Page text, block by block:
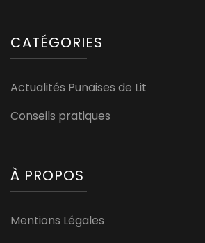
CATÉGORIES
Actualités Punaises de Lit
Conseils pratiques
À PROPOS
Mentions Légales